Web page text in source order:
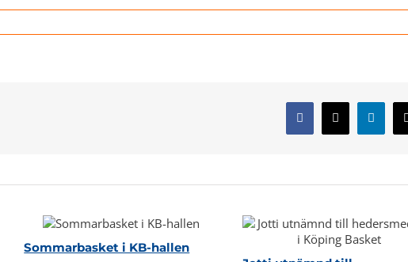
Facebook
X
Sommarbasket i KB-hallen